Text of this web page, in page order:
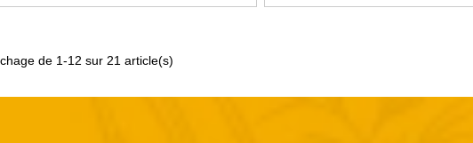
de 1-12 sur 21 article(s)